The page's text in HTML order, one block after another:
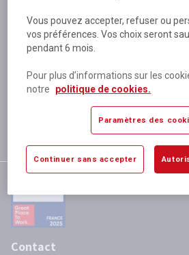
Plus de 180 personnes
à votre écoute
Plus de 80 000 références
disponibles
Expédition le jour même
si validation avant 12h
satisfaction totale
Contact
Vous pouvez accepter, refuser ou
vos préférences. Vos choix seront
pendant 6 mois.
Pour plus d’informations sur les
notre
politique de cookies.
Paramètres des
Continuer sans accepter